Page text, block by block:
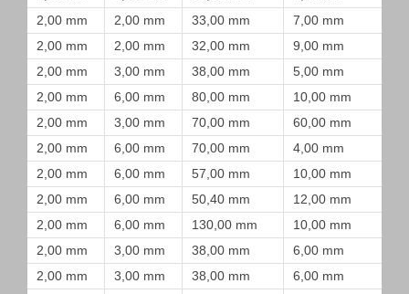
2,00 mm
2,00 mm 33,00 mm
7,00 mm
2,00 mm
2,00 mm 32,00 mm
9,00 mm
2,00 mm
3,00 mm 38,00 mm
5,00 mm
2,00 mm
6,00 mm 80,00 mm
10,00 mm
2,00 mm
3,00 mm 70,00 mm
60,00 mm
2,00 mm
6,00 mm 70,00 mm
4,00 mm
2,00 mm
6,00 mm 57,00 mm
10,00 mm
2,00 mm
6,00 mm 50,40 mm
12,00 mm
2,00 mm
6,00 mm 130,00 mm
10,00 mm
2,00 mm
3,00 mm 38,00 mm
6,00 mm
2,00 mm
3,00 mm 38,00 mm
6,00 mm